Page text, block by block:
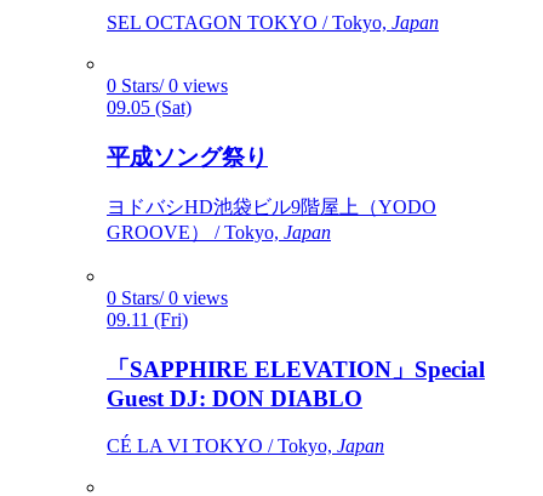
SEL OCTAGON TOKYO / Tokyo, Japan
0 Stars/ 0 views
09.05 (Sat)
平成ソング祭り
ヨドバシHD池袋ビル9階屋上（YODO
GROOVE） / Tokyo, Japan
0 Stars/ 0 views
09.11 (Fri)
「SAPPHIRE ELEVATION」Special
Guest DJ: DON DIABLO
CÉ LA VI TOKYO / Tokyo, Japan